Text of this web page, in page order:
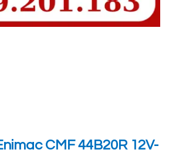
CMF 44B20R 12V-